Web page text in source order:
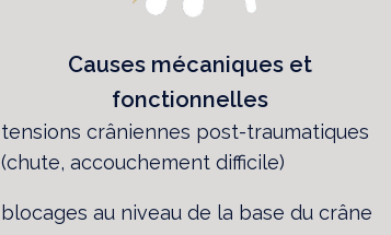
Causes mécaniques et
fonctionnelles
tensions crâniennes post-traumatiques
(chute, accouchement difficile)
blocages au niveau de la base du crâne